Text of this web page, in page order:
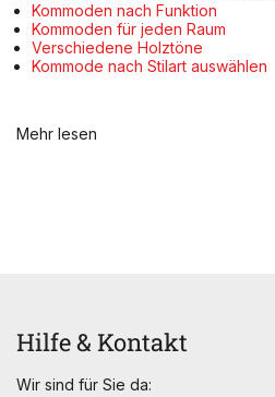
Kommoden nach Funktion
Kommoden für jeden Raum
Verschiedene Holztöne
Kommode nach Stilart auswählen
Mehr lesen
Hilfe & Kontakt
Wir sind für Sie da: